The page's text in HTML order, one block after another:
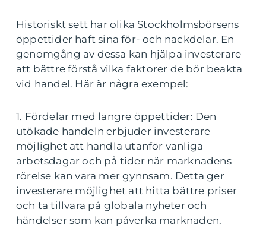
Historiskt sett har olika Stockholmsbörsens
öppettider haft sina för- och nackdelar. En
genomgång av dessa kan hjälpa investerare
att bättre förstå vilka faktorer de bör beakta
vid handel. Här är några exempel:
1. Fördelar med längre öppettider: Den
utökade handeln erbjuder investerare
möjlighet att handla utanför vanliga
arbetsdagar och på tider när marknadens
rörelse kan vara mer gynnsam. Detta ger
investerare möjlighet att hitta bättre priser
och ta tillvara på globala nyheter och
händelser som kan påverka marknaden.